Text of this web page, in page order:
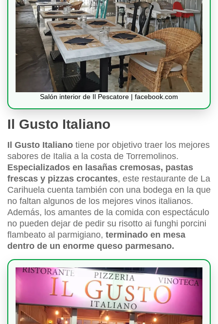
Salón interior de Il Pescatore | facebook.com
Il Gusto Italiano
Il Gusto Italiano tiene por objetivo traer los mejores
sabores de Italia a la costa de Torremolinos.
Especializados en lasañas cremosas, pastas
frescas y pizzas crocantes, este restaurante de La
Carihuela cuenta también con una bodega en la que
no faltan algunos de los mejores vinos italianos.
Además, los amantes de la comida con espectáculo
no pueden dejar de pedir su risotto ai funghi porcini
flambeato al parmigiano, terminado en mesa
dentro de un enorme queso parmesano.